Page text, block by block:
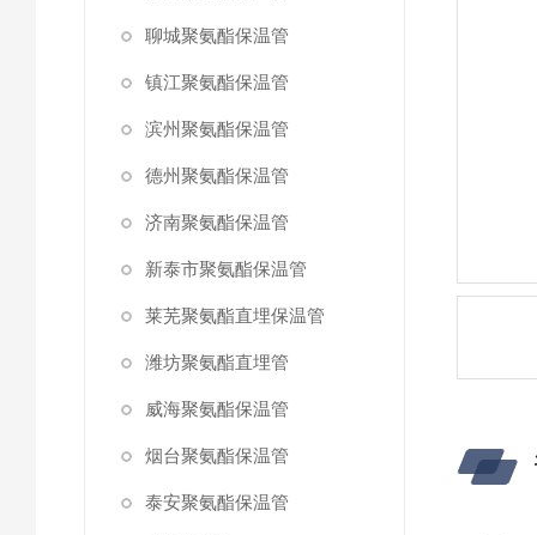
聊城聚氨酯保温管
镇江聚氨酯保温管
滨州聚氨酯保温管
德州聚氨酯保温管
济南聚氨酯保温管
新泰市聚氨酯保温管
莱芜聚氨酯直埋保温管
潍坊聚氨酯直埋管
威海聚氨酯保温管
烟台聚氨酯保温管
泰安聚氨酯保温管